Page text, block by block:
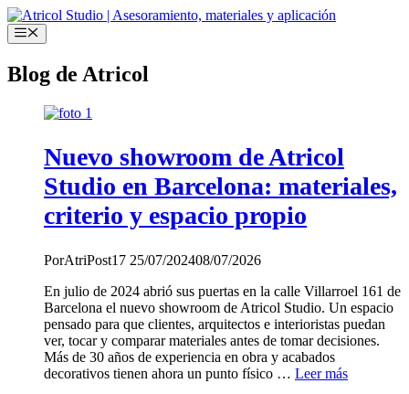
Saltar
al
contenido
Menú
Blog de Atricol
Nuevo showroom de Atricol
Studio en Barcelona: materiales,
criterio y espacio propio
PorAtriPost17 25/07/202408/07/2026
En julio de 2024 abrió sus puertas en la calle Villarroel 161 de
Barcelona el nuevo showroom de Atricol Studio. Un espacio
pensado para que clientes, arquitectos e interioristas puedan
ver, tocar y comparar materiales antes de tomar decisiones.
Más de 30 años de experiencia en obra y acabados
decorativos tienen ahora un punto físico … Leer más